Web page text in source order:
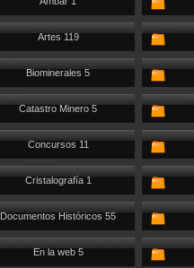
Artes 119
Biominerales 5
Catastro Minero 5
Concursos 11
Cristalografía 1
Documentos Históricos 55
En la web 5